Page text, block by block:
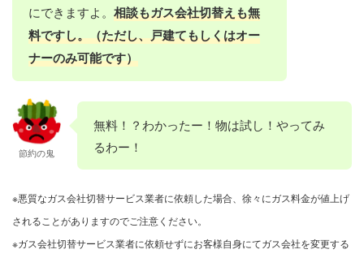
にできますよ。 相談もガス会社切替えも無
料ですし。（ただし、戸建てもしくはオー
ナーのみ可能です）
節約の鬼
無料！？わかったー！物は試し！やってみ
るわー！
※悪質なガス会社切替サービス業者に依頼した場合、徐々にガス料金が値上げ
されることがありますのでご注意ください。
※ガス会社切替サービス業者に依頼せずにお客様自身にてガス会社を変更する